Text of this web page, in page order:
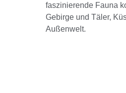
faszinierende Fauna
Gebirge und Täler,
Außenwelt.